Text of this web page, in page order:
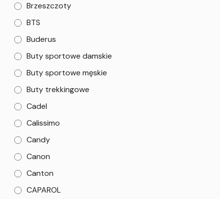
Brzeszczoty
BTS
Buderus
Buty sportowe damskie
Buty sportowe męskie
Buty trekkingowe
Cadel
Calissimo
Candy
Canon
Canton
CAPAROL